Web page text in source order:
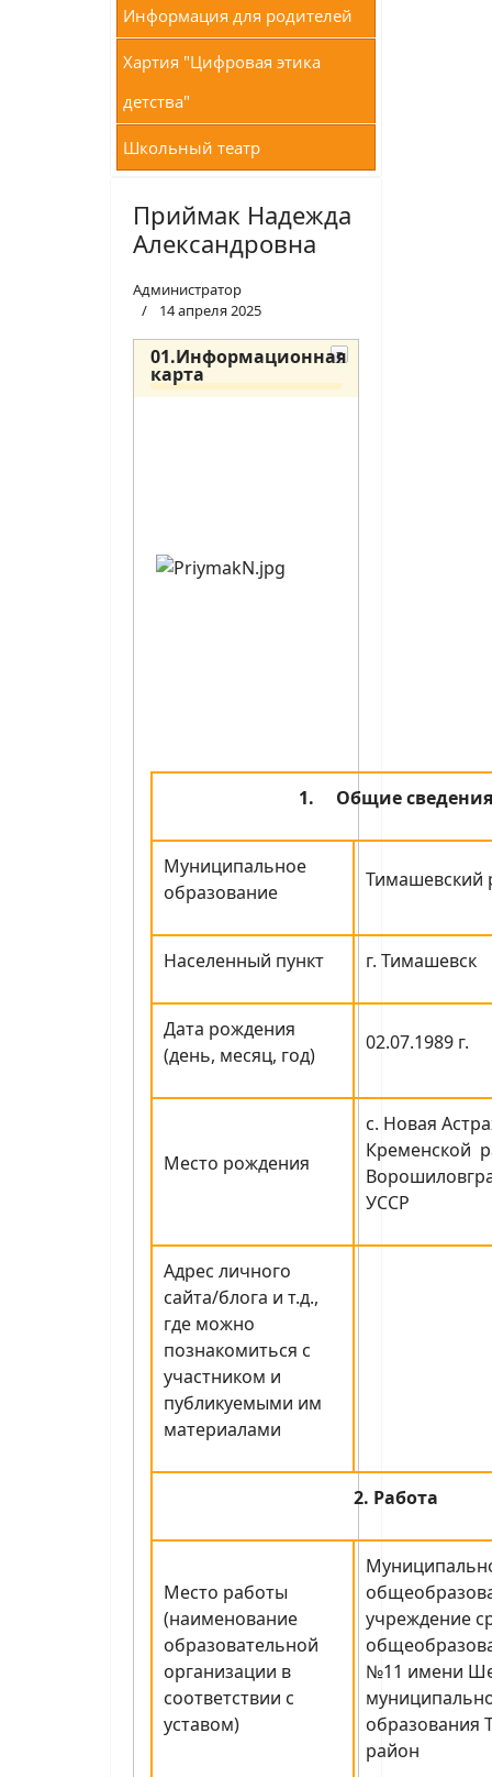
Информация для родителей
Хартия "Цифровая этика
детства"
Школьный театр
Приймак Надежда
Александровна
Администратор
14 апреля 2025
01.Информационная
карта
1. Общие сведения
Муниципальное
образование
Тимашевский
Населенный пункт г. Тимашевск
Дата рождения
(день, месяц, год)
02.07.1989 г.
Место рождения
с. Новая
Кременской
УССР
Адрес личного
сайта/блога и т.д.,
где можно
познакомиться с
участником и
публикуемыми им
материалами
2. Работа
Место работы
(наименование
образовательной
организации в
соответствии с
уставом)
учреждение
№11 имени
образования
район